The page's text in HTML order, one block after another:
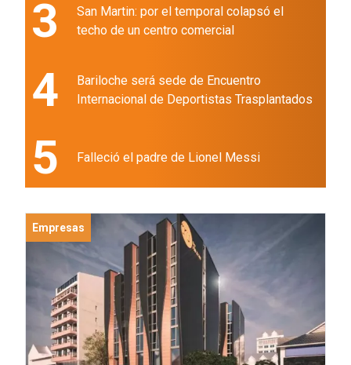
3
San Martin: por el temporal colapsó el
techo de un centro comercial
4
Bariloche será sede de Encuentro
Internacional de Deportistas Trasplantados
5 Falleció el padre de Lionel Messi
Empresas